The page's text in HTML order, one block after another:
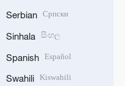
Serbian Српски
Sinhala සිංහල
Spanish Español
Swahili Kiswahili